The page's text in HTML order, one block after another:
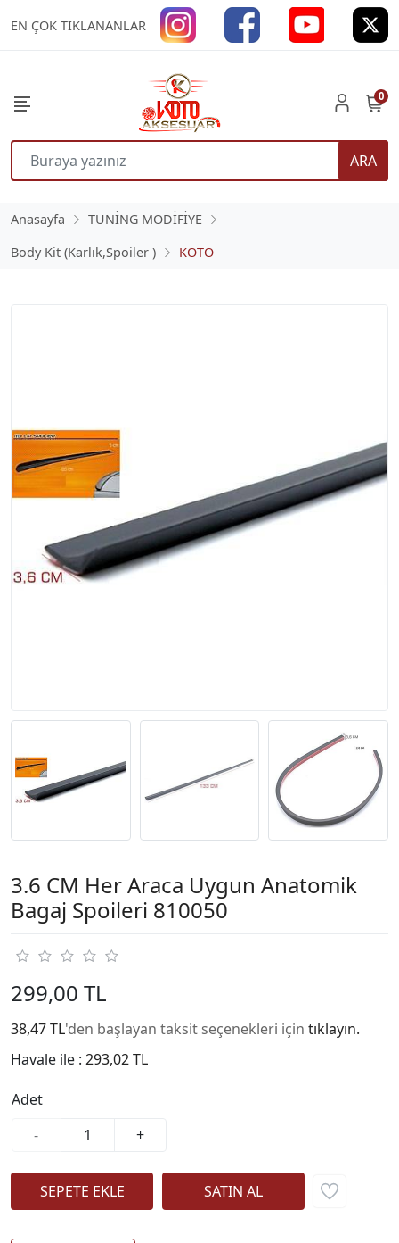
EN ÇOK TIKLANANLAR
ARA
0
Anasayfa
TUNİNG MODİFİYE
Body Kit (Karlık,Spoiler )
KOTO
3.6 CM Her Araca Uygun Anatomik
Bagaj Spoileri 810050
299,00 TL
38,47 TL'den başlayan taksit seçenekleri için tıklayın.
Havale ile : 293,02 TL
Adet
-
+